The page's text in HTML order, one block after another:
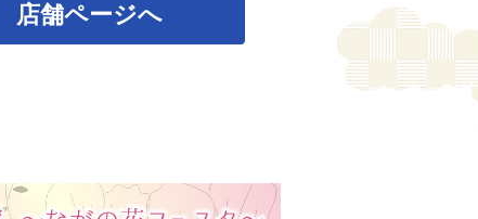
店舗ページへ